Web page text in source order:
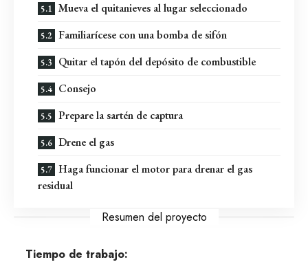
Mueva el quitanieves al lugar seleccionado
Familiarícese con una bomba de sifón
Quitar el tapón del depósito de combustible
Consejo
Prepare la sartén de captura
Drene el gas
Haga funcionar el motor para drenar el gas
residual
Resumen del proyecto
Tiempo de trabajo: